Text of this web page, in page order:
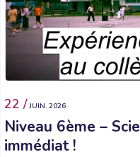
22 / JUIN. 2026
Niveau 6ème –
immédiat !